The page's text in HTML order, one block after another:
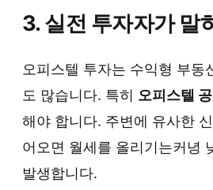
3. 실전 투자자가 말
오피스텔 투자는 수익형 부동
도 많습니다. 특히 오피스텔
해야 합니다. 주변에 유사한
어오면 월세를 올리기는커녕
발생합니다.